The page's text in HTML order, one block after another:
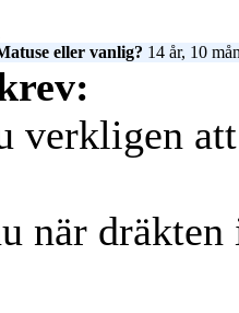
eller vanlig? 14 år, 10
verkligen
när